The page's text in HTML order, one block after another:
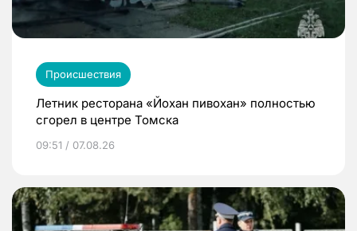
Происшествия
Летник ресторана «Йохан пивохан» полностью
сгорел в центре Томска
09:51 / 07.08.26